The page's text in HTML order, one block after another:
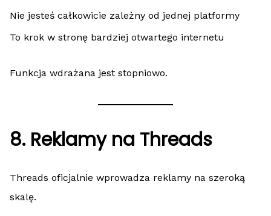
Nie jesteś całkowicie zależny od jednej platformy
To krok w stronę bardziej otwartego internetu
Funkcja wdrażana jest stopniowo.
8. Reklamy na Threads
Threads oficjalnie wprowadza reklamy na szeroką
skalę.